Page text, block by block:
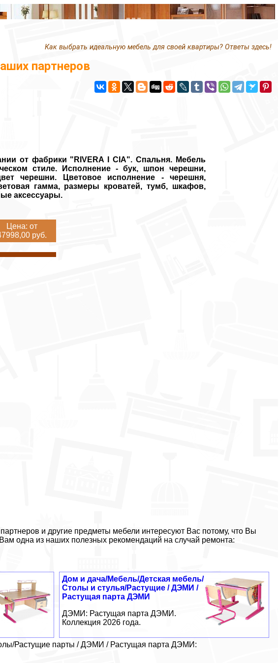
Как выбрать идеальную мебель для своей квартиры? Ответы здесь!
партнеров
от фабрики "RIVERA I CIA". Спальня. Мебель
стиле. Исполнение - бук, шпон черешни,
черешни. Цветовое исполнение - черешня,
гамма, размеры кроватей, тумб, шкафов,
аксессуары.
Цена: от
руб.
и другие предметы мебели интересуют Вас потому, что Вы
одна из наших полезных рекомендаций на случай ремонта:
Дом и дача/Мебель/Детская мебель/
Столы и стулья/Растущие / ДЭМИ /
Растущая парта ДЭМИ
ДЭМИ: Растущая парта ДЭМИ.
Коллекция 2026 года.
Растущие парты / ДЭМИ / Растущая парта ДЭМИ: